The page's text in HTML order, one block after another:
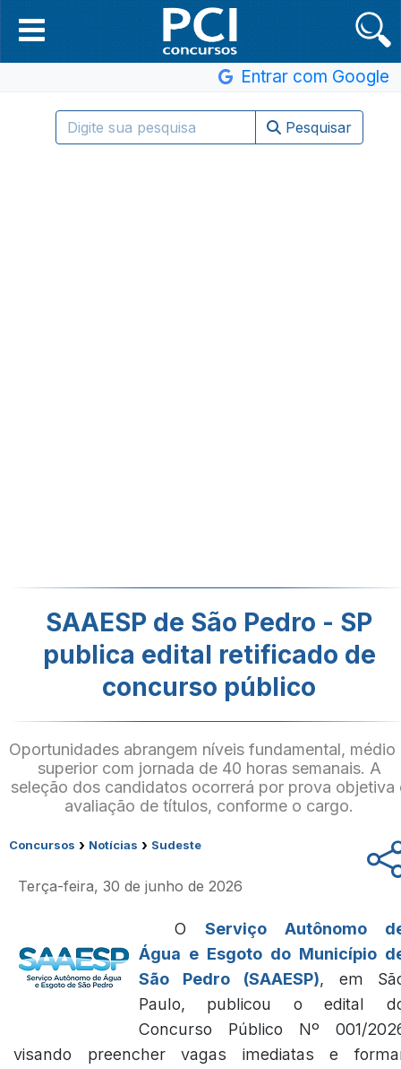
Entrar com Google
Pesquisar
SAAESP de São Pedro - SP
publica edital retificado de
concurso público
Oportunidades abrangem níveis fundamental, médio
superior com jornada de 40 horas semanais. A
seleção dos candidatos ocorrerá por prova objetiva
avaliação de títulos, conforme o cargo.
Concursos › Notícias › Sudeste
Terça-feira, 30 de junho de 2026
O Serviço Autônomo
Água e Esgoto do Município
São Pedro (SAAESP), em
Paulo, publicou o edital
Concurso Público Nº 001/
visando preencher vagas imediatas e